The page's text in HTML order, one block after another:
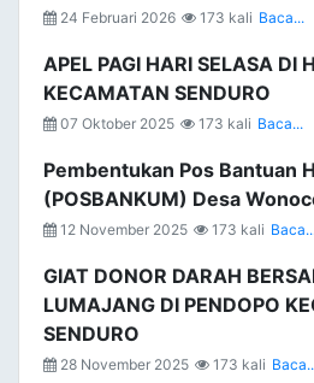
24 Februari 2026 173 kali Baca...
APEL PAGI HARI SELASA DI
KECAMATAN SENDURO
07 Oktober 2025 173 kali Baca...
Pembentukan Pos Bantuan
(POSBANKUM) Desa
12 November 2025 173 kali
GIAT DONOR DARAH
LUMAJANG DI PENDOPO
SENDURO
28 November 2025 173 kali